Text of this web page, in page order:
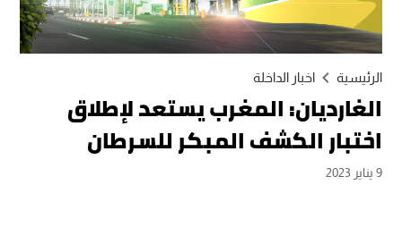
الرئيسية اخبار الداخلة
الغارديان: المغرب يستعد لإطلاق
اختبار الكشف المبكر للسرطان
9 يناير 2023